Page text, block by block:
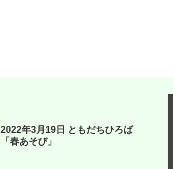
2022年3月19日 ともだちひろば
「春あそび」